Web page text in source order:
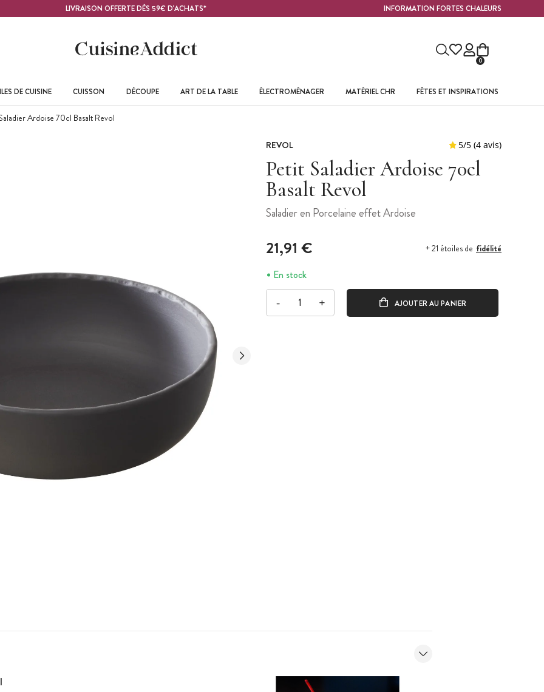
LIVRAISON OFFERTE DÈS 59€ D'ACHATS* INFORMATION FORTES CHALEURS
0
DE CUISINE CUISSON DÉCOUPE ART DE LA TABLE ÉLECTROMÉNAGER MATÉRIEL CHR FÊTES ET INSPIRATIONS
Ardoise 70cl Basalt Revol
REVOL
Petit Saladier Ardoise 70cl
Basalt Revol
Saladier en Porcelaine effet Ardoise
21,91 € + 21 étoiles de fidélité
En stock
- + AJOUTER AU PANIER